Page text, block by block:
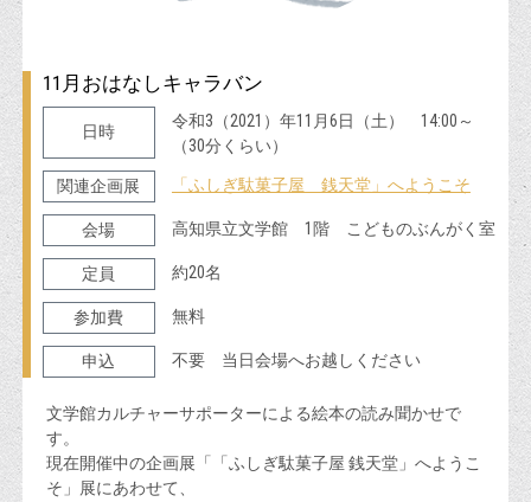
11月おはなしキャラバン
日時
令和3（2021）年11月6日（土） 14:00～
（30分くらい）
関連企画展 「ふしぎ駄菓子屋 銭天堂」へようこそ
会場 高知県立文学館 1階 こどものぶんがく室
定員 約20名
参加費 無料
申込 不要 当日会場へお越しください
文学館カルチャーサポーターによる絵本の読み聞かせで
す。
現在開催中の企画展「「ふしぎ駄菓子屋 銭天堂」へようこ
そ」展にあわせて、